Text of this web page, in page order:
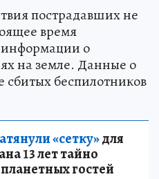
пострадавших не
время
информации о
на земле. Данные о
сбитых беспилотников
«сетку»для
13 лет тайно
гостей